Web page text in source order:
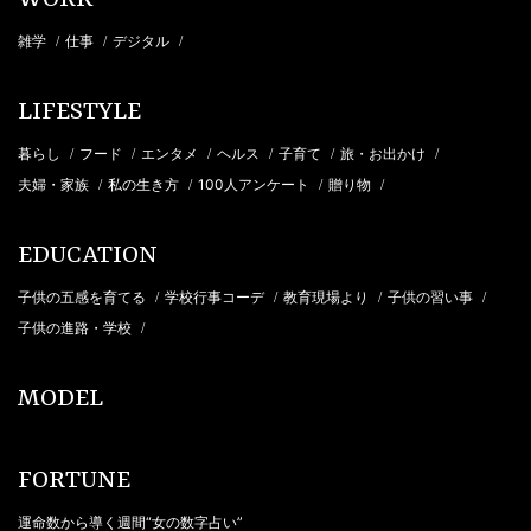
雑学 / 仕事 / デジタル /
LIFESTYLE
暮らし / フード / エンタメ / ヘルス / 子育て / 旅・お出かけ /
夫婦・家族 / 私の生き方 / 100人アンケート / 贈り物 /
EDUCATION
子供の五感を育てる / 学校行事コーデ / 教育現場より / 子供の習い事 /
子供の進路・学校 /
MODEL
FORTUNE
運命数から導く週間“女の数字占い”